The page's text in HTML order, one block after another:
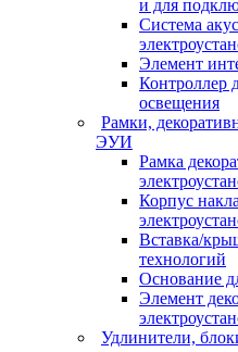
и для
Система
Элемент
Контроллер
освещения
Рамки,
ЭУИ
Рамка
Корпус
Вставка/
технологий
Основание
Элемент
Удлинители,